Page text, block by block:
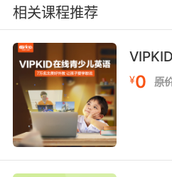
你在挥手吗 应该马上就亮了
8. Madeleines. I'll open
玛德琳蛋糕 我一会儿就打
9. Hey, can you get that
SEC.
相关课程推荐
¥0 原